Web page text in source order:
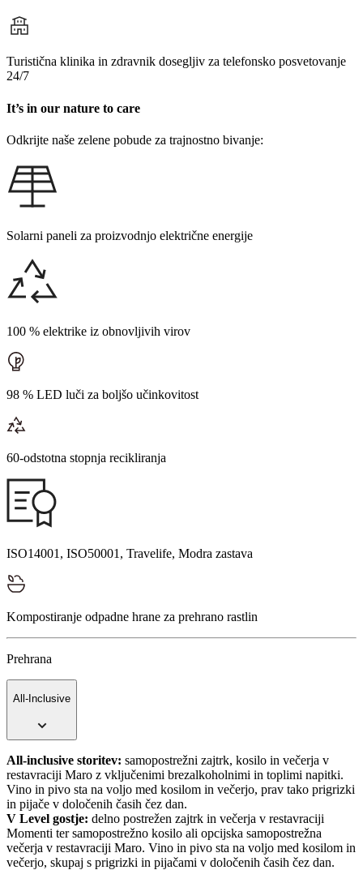
Turistična klinika in zdravnik dosegljiv za telefonsko posvetovanje
24/7
It’s in our nature to care
Odkrijte naše zelene pobude za trajnostno bivanje:
Solarni paneli za proizvodnjo električne energije
100 % elektrike iz obnovljivih virov
98 % LED luči za boljšo učinkovitost
60-odstotna stopnja recikliranja
ISO14001, ISO50001, Travelife, Modra zastava
Kompostiranje odpadne hrane za prehrano rastlin
Prehrana
All-Inclusive
All-inclusive storitev: samopostrežni zajtrk, kosilo in večerja v
restavraciji Maro z vključenimi brezalkoholnimi in toplimi napitki.
Vino in pivo sta na voljo med kosilom in večerjo, prav tako prigrizki
in pijače v določenih časih čez dan.
V Level gostje: delno postrežen zajtrk in večerja v restavraciji
Momenti ter samopostrežno kosilo ali opcijska samopostrežna
večerja v restavraciji Maro. Vino in pivo sta na voljo med kosilom in
večerjo, skupaj s prigrizki in pijačami v določenih časih čez dan.